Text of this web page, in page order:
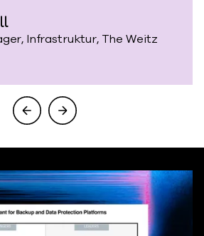
Infrastruktur, The Weitz